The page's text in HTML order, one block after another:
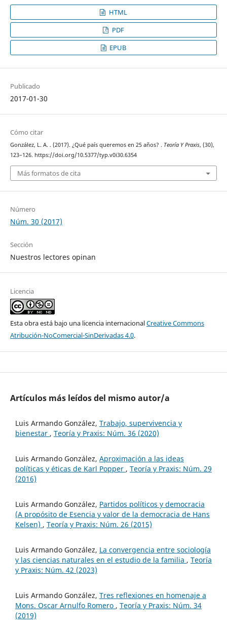
HTML
PDF
EPUB
Publicado
2017-01-30
Cómo citar
González, L. A. . (2017). ¿Qué país queremos en 25 años? . Teoría Y Praxis, (30),
123–126. https://doi.org/10.5377/typ.v0i30.6354
Más formatos de cita
Número
Núm. 30 (2017)
Sección
Nuestros lectores opinan
Licencia
Esta obra está bajo una licencia internacionalCreative Commons
Atribución-NoComercial-SinDerivadas 4.0.
Artículos más leídos del mismo autor/a
Luis Armando González, Trabajo, supervivencia y
bienestar , Teoría y Praxis: Núm. 36 (2020)
Luis Armando González, Aproximación a las ideas
políticas y éticas de Karl Popper , Teoría y Praxis: Núm. 29
(2016)
Luis Armando González, Partidos políticos y democracia
(A propósito de Esencia y valor de la democracia de Hans
Kelsen) , Teoría y Praxis: Núm. 26 (2015)
Luis Armando González, La convergencia entre sociología
y las ciencias naturales en el estudio de la familia , Teoría
y Praxis: Núm. 42 (2023)
Luis Armando González, Tres reflexiones en homenaje a
Mons. Oscar Arnulfo Romero , Teoría y Praxis: Núm. 34
(2019)